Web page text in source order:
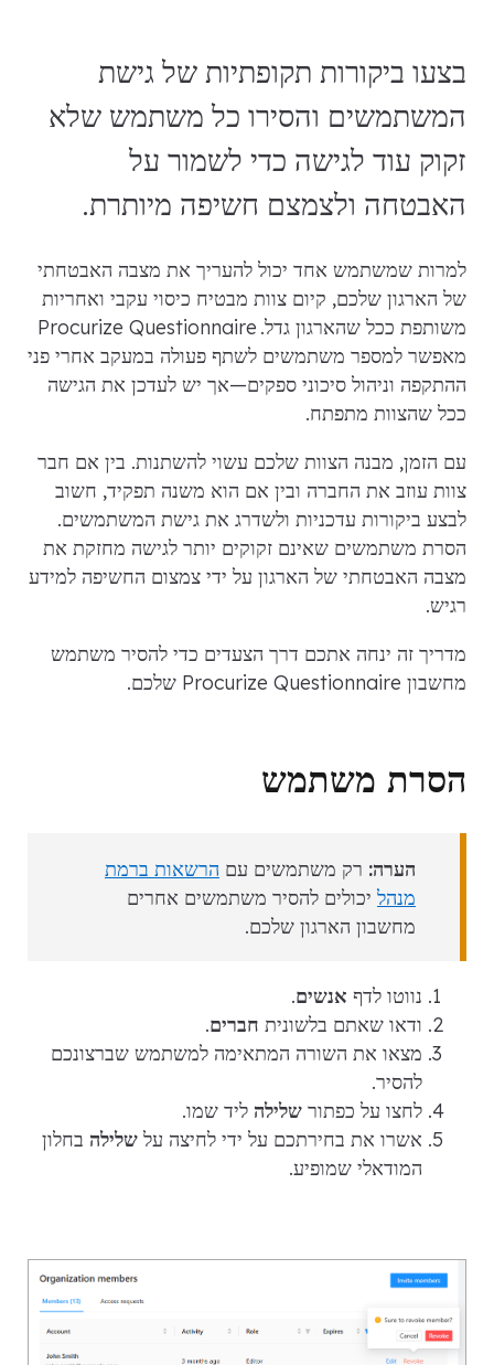
בצעו ביקורות תקופתיות של גישת
המשתמשים והסירו כל משתמש שלא
זקוק עוד לגישה כדי לשמור על
האבטחה ולצמצם חשיפה מיותרת.
למרות שמשתמש אחד יכול להעריך את מצבה האבטחתי
של הארגון שלכם, קיום צוות מבטיח כיסוי עקבי ואחריות
משותפת ככל שהארגון גדל. Procurize Questionnaire
מאפשר למספר משתמשים לשתף פעולה במעקב אחרי פני
ההתקפה וניהול סיכוני ספקים—אך יש לעדכן את הגישה
ככל שהצוות מתפתח.
עם הזמן, מבנה הצוות שלכם עשוי להשתנות. בין אם חבר
צוות עוזב את החברה ובין אם הוא משנה תפקיד, חשוב
לבצע ביקורות עדכניות ולשדרג את גישת המשתמשים.
הסרת משתמשים שאינם זקוקים יותר לגישה מחזקת את
מצבה האבטחתי של הארגון על ידי צמצום החשיפה למידע
רגיש.
מדריך זה ינחה אתכם דרך הצעדים כדי להסיר משתמש
מחשבון Procurize Questionnaire שלכם.
הסרת משתמש
הערה: רק משתמשים עם הרשאות ברמת
מנהל יכולים להסיר משתמשים אחרים
מחשבון הארגון שלכם.
נווטו לדף אנשים.
ודאו שאתם בלשונית חברים.
מצאו את השורה המתאימה למשתמש שברצונכם
להסיר.
לחצו על כפתור שלילה ליד שמו.
אשרו את בחירתכם על ידי לחיצה על שלילה בחלון
המודאלי שמופיע.